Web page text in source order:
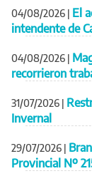
04/08/2026 | El
intendente de
04/08/2026 |
recorrieron
31/07/2026 |
Invernal
29/07/2026 |
Provincial Nº